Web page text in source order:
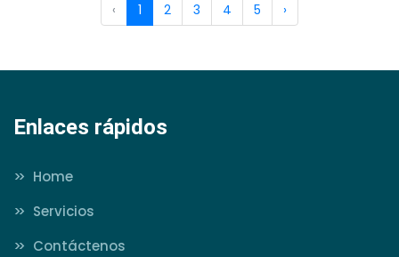
‹ 1 2 3 4 5 ›
Enlaces rápidos
>>
Home
>>
Servicios
>>
Contáctenos